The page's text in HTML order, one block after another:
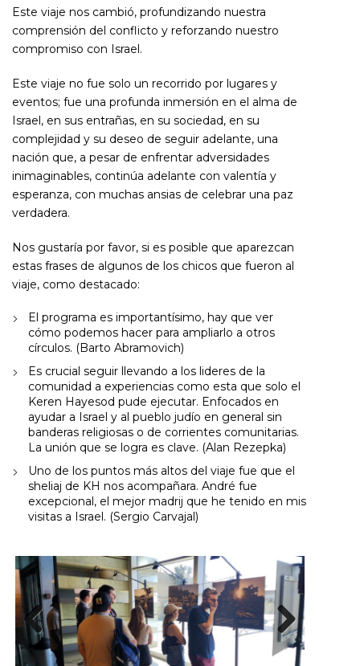
Este viaje nos cambió, profundizando nuestra
comprensión del conflicto y reforzando nuestro
compromiso con Israel.
Este viaje no fue solo un recorrido por lugares y
eventos; fue una profunda inmersión en el alma de
Israel, en sus entrañas, en su sociedad, en su
complejidad y su deseo de seguir adelante, una
nación que, a pesar de enfrentar adversidades
inimaginables, continúa adelante con valentía y
esperanza, con muchas ansias de celebrar una paz
verdadera.
Nos gustaría por favor, si es posible que aparezcan
estas frases de algunos de los chicos que fueron al
viaje, como destacado:
El programa es importantísimo, hay que ver
cómo podemos hacer para ampliarlo a otros
círculos. (Barto Abramovich)
Es crucial seguir llevando a los lideres de la
comunidad a experiencias como esta que solo el
Keren Hayesod pude ejecutar. Enfocados en
ayudar a Israel y al pueblo judío en general sin
banderas religiosas o de corrientes comunitarias.
La unión que se logra es clave. (Alan Rezepka)
Uno de los puntos más altos del viaje fue que el
sheliaj de KH nos acompañara. André fue
excepcional, el mejor madrij que he tenido en mis
visitas a Israel. (Sergio Carvajal)
Previous Next